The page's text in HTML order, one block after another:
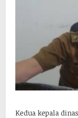
Kedua kepala